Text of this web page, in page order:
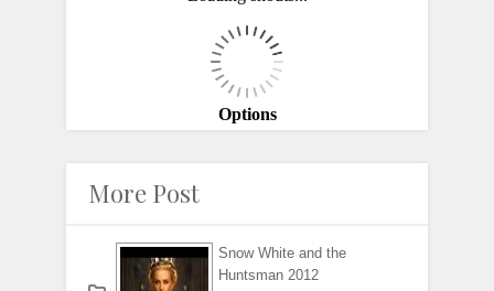
More Post
Snow White and the
Huntsman 2012